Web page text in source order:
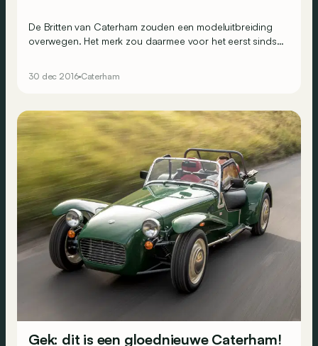
De Britten van Caterham zouden een modeluitbreiding
overwegen. Het merk zou daarmee voor het eerst sinds
30 dec 2016 Caterham
Gek: dit is een gloednieuwe Caterham!